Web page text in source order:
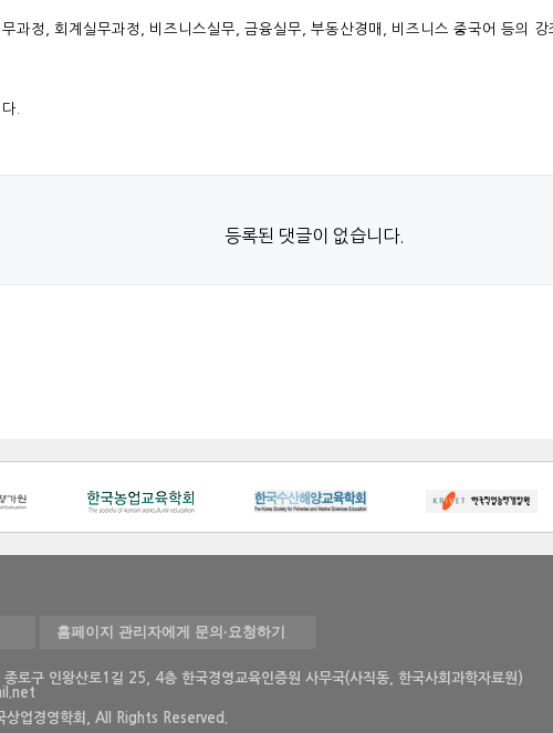
과정, 회계실무과정, 비즈니스실무, 금융실무, 부동산경매, 비즈니스 중국어 등의
.
등록된 댓글이 없습니다.
홈페이지 관리자에게 문의·요청하기
로구 인왕산로1길 25, 4층 한국경영교육인증원 사무국(사직동, 한국사회과학자료원)
업경영학회, All Rights Reserved.